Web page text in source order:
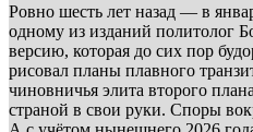
Ровно шесть лет назад — в
одному из изданий политолог
версию, которая до сих пор
рисовал планы плавного
чиновничья элита второго
страной в свои руки. Споры